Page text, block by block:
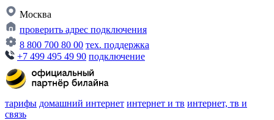
Москва
проверить адрес подключения
8 800 700 80 00 тех. поддержка
+7 499 495 49 90 подключение
тарифы домашний интернет интернет и тв интернет, тв и
связь